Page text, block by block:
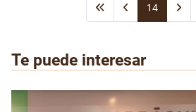
14
Te puede interesar